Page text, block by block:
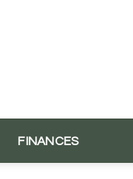
FINANCES